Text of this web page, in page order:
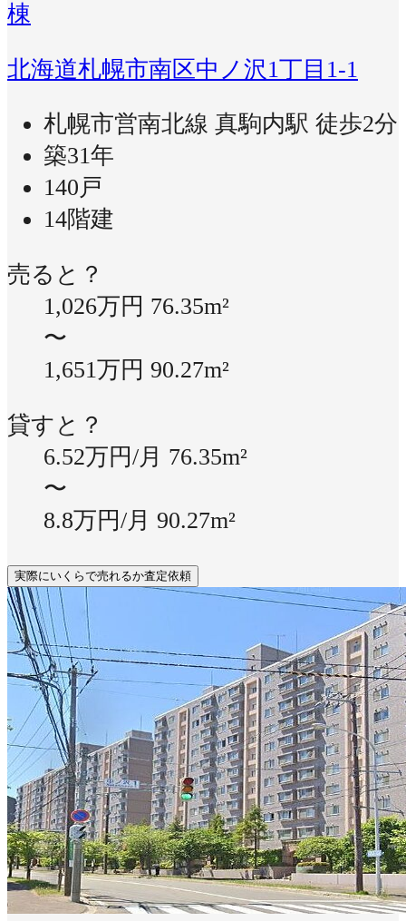
棟
北海道札幌市南区中ノ沢1丁目1-1
札幌市営南北線 真駒内駅 徒歩2分
築31年
140戸
14階建
売ると？
1,026万円 76.35m²
〜
1,651万円 90.27m²
貸すと？
6.52万円/月 76.35m²
〜
8.8万円/月 90.27m²
実際にいくらで売れるか査定依頼